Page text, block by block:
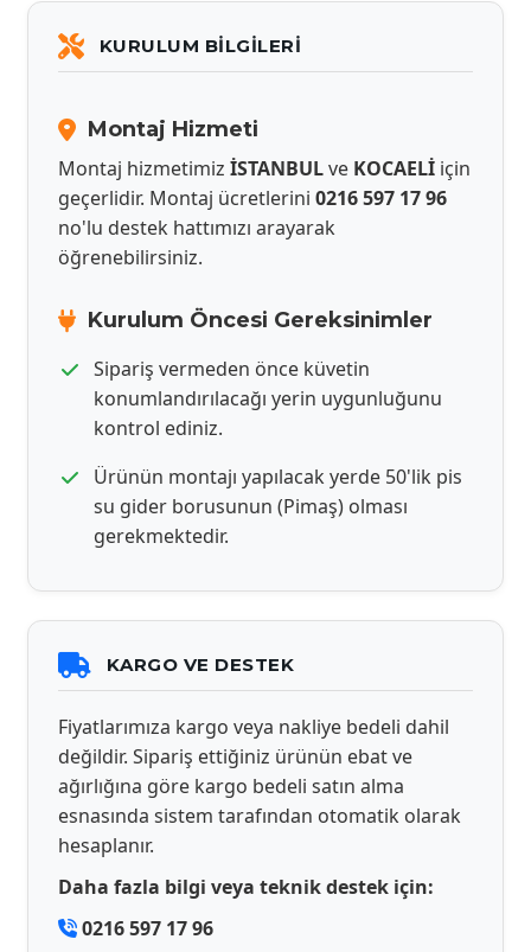
KURULUM BILGILERI
Montaj Hizmeti
Montaj hizmetimiz İSTANBULve KOCAELİ için
geçerlidir. Montaj ücretlerini 0216 597 17 96
no'lu destek hattımızı arayarak
öğrenebilirsiniz.
Kurulum Öncesi Gereksinimler
Sipariş vermeden önce küvetin
konumlandırılacağı yerin uygunluğunu
kontrol ediniz.
Ürünün montajı yapılacak yerde 50'lik pis
su gider borusunun (Pimaş) olması
gerekmektedir.
KARGO VE DESTEK
Fiyatlarımıza kargo veya nakliye bedeli dahil
değildir. Sipariş ettiğiniz ürünün ebat ve
ağırlığına göre kargo bedeli satın alma
esnasında sistem tarafından otomatik olarak
hesaplanır.
Daha fazla bilgi veya teknik destek için:
0216 597 17 96